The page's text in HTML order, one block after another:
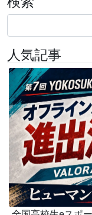
人気記事